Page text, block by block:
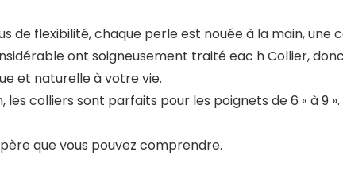
de flexibilité, chaque perle est nouée à la main, une
ont soigneusement traité eac h Collier,
et naturelle à votre vie.
colliers sont parfaits pour les poignets de 6 « à 9
que vous pouvez comprendre.